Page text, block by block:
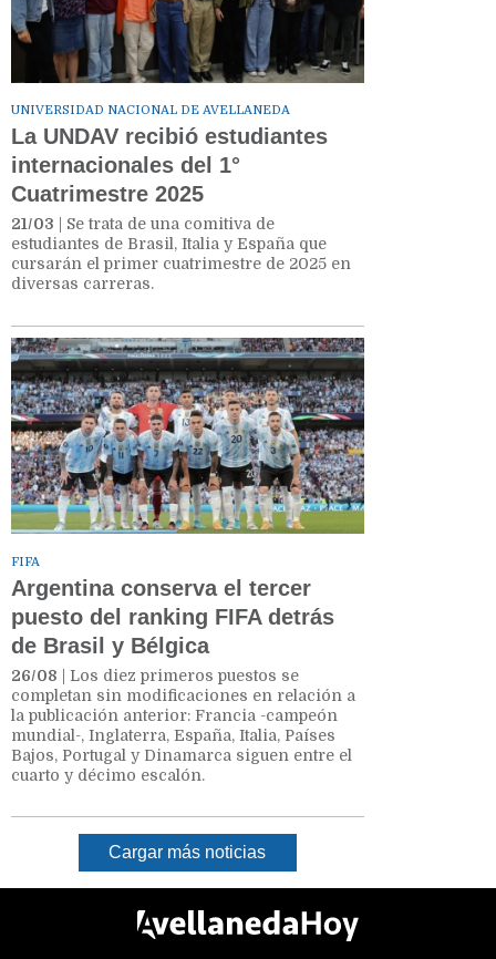
UNIVERSIDAD NACIONAL DE AVELLANEDA
La UNDAV recibió estudiantes
internacionales del 1°
Cuatrimestre 2025
21/03 | Se trata de una comitiva de
estudiantes de Brasil, Italia y España que
cursarán el primer cuatrimestre de 2025 en
diversas carreras.
FIFA
Argentina conserva el tercer
puesto del ranking FIFA detrás
de Brasil y Bélgica
26/08 | Los diez primeros puestos se
completan sin modificaciones en relación a
la publicación anterior: Francia -campeón
mundial-, Inglaterra, España, Italia, Países
Bajos, Portugal y Dinamarca siguen entre el
cuarto y décimo escalón.
Cargar más noticias